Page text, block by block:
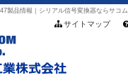
製品情報｜シリアル信号変換器ならサコム
サイトマップ